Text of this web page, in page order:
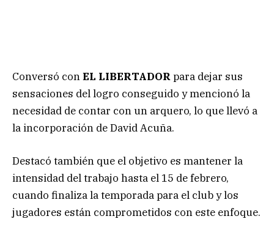
Conversó conEL LIBERTADORpara dejar sus
sensaciones del logro conseguido y mencionó la
necesidad de contar con un arquero, lo que llevó a
la incorporación de David Acuña.
Destacó también que el objetivo es mantener la
intensidad del trabajo hasta el 15 de febrero,
cuando finaliza la temporada para el club y los
jugadores están comprometidos con este enfoque.